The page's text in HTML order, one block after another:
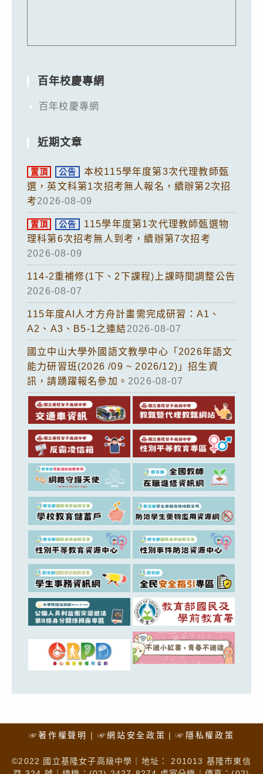
百年校慶專網
百年校慶專網
近期文章
置頂 公告
本校115學年度第3次代理教師甄
選，英文科第1次招考無人報名，續辦第2次招
考2026-08-09
置頂 公告
115學年度第1次代理教師甄選物
理科第6次招考無人到考，續辦第7次招考
2026-08-09
114-2重補修(1下、2下課程)上課時間調整公告
2026-08-07
115年度AI人才方舟計畫需完成研習：A1、
A2、A3、B5-1之連結2026-08-07
國立中山大學外國語文教學中心「2026年語文
能力研習班(2026 /09 ~ 2026/12)」招生資
訊，請踴躍報名參加。 2026-08-07
☞著作權聲明 ☞網站安全政策 ☞隱私權政策
©2022 國立基隆女子高級中學｜地址： 201013 基隆市東信